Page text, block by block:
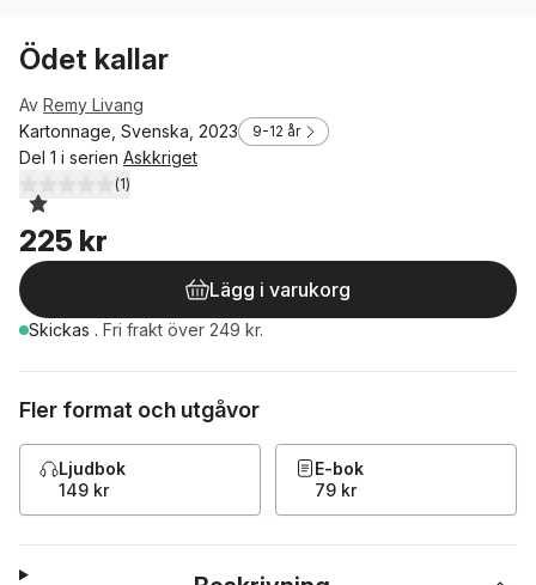
Ödet kallar
Av Remy Livang
Kartonnage, Svenska, 2023
9-12 år
Del 1 i serien Askkriget
1,0utav 5 stjärnor. Totalt antal röster:
(1)
225 kr
Lägg i varukorg
Skickas . Fri frakt över 249 kr.
Fler format och utgåvor
Ljudbok
149 kr
E-bok
79 kr